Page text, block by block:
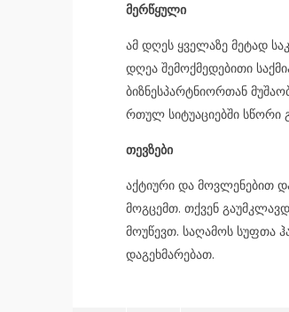
მერწყული
ამ დღეს ყველაზე მეტად
დღეა შემოქმედებითი
ბიზნესპარტნიორთან
რთულ სიტუაციებში სწორი
თევზები
აქტიური და მოვლენებით
მოგცემთ. თქვენ
მოუწევთ. საღამოს სუფთა
დაგეხმარებათ.